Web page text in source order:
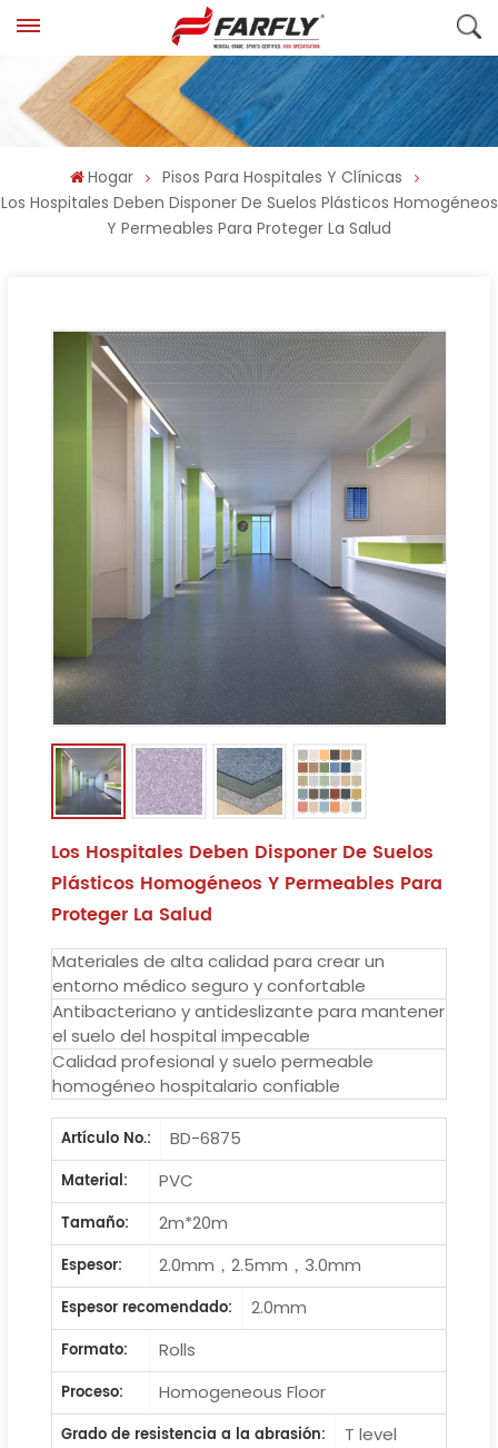
Hogar
Pisos Para Hospitales Y Clínicas
Los Hospitales Deben Disponer De Suelos Plásticos Homogéneos
Y Permeables Para Proteger La Salud
Los Hospitales Deben Disponer De Suelos
Plásticos Homogéneos Y Permeables Para
Proteger La Salud
Materiales de alta calidad para crear un
entorno médico seguro y confortable
Antibacteriano y antideslizante para mantener
el suelo del hospital impecable
Calidad profesional y suelo permeable
homogéneo hospitalario confiable
Artículo No.:
BD-6875
Material:
PVC
Tamaño:
2m*20m
Espesor:
2.0mm，2.5mm，3.0mm
Espesor recomendado:
2.0mm
Formato:
Rolls
Proceso:
Homogeneous Floor
Grado de resistencia a la abrasión:
T level